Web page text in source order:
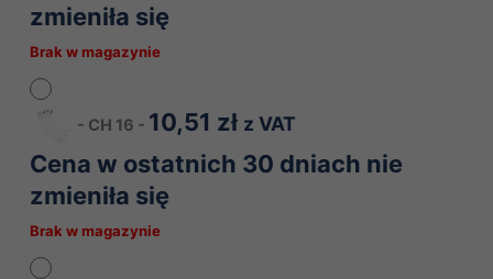
zmieniła się
Brak w magazynie
- CH 16 - 10,51 zł z VAT
Cena w ostatnich 30 dniach nie
zmieniła się
Brak w magazynie